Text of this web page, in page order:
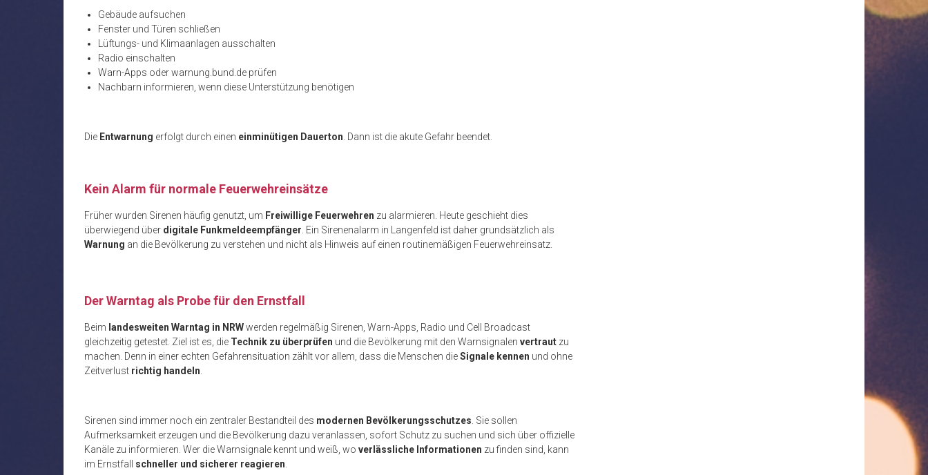
Gebäude aufsuchen
Fenster und Türen schließen
Lüftungs- und Klimaanlagen ausschalten
Radio einschalten
Warn-Apps oder warnung.bund.de prüfen
Nachbarn informieren, wenn diese Unterstützung benötigen
Die Entwarnung erfolgt durch einen einminütigen Dauerton . Dann ist die akute Gefahr beendet.
Kein Alarm für normale Feuerwehreinsätze
Früher wurden Sirenen häufig genutzt, um Freiwillige Feuerwehren zu alarmieren. Heute geschieht dies
überwiegend über digitale Funkmeldeempfänger . Ein Sirenenalarm in Langenfeld ist daher grundsätzlich als
Warnung an die Bevölkerung zu verstehen und nicht als Hinweis auf einen routinemäßigen Feuerwehreinsatz.
Der Warntag als Probe für den Ernstfall
Beim landesweiten Warntag in NRWwerden regelmäßig Sirenen, Warn-Apps, Radio und Cell Broadcast
gleichzeitig getestet. Ziel ist es, die Technik zu überprüfen und die Bevölkerung mit den Warnsignalen vertraut zu
machen. Denn in einer echten Gefahrensituation zählt vor allem, dass die Menschen dieSignale kennen und ohne
Zeitverlust richtig handeln
Sirenen sind immer noch ein zentraler Bestandteil des modernen Bevölkerungsschutzes . Sie sollen
Aufmerksamkeit erzeugen und die Bevölkerung dazu veranlassen, sofort Schutz zu suchen und sich über offizielle
Kanäle zu informieren. Wer die Warnsignale kennt und weiß, wo verlässliche Informationen zu finden sind, kann
im Ernstfall schneller und sicherer reagieren